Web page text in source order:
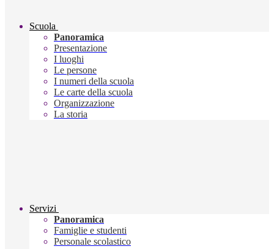
Scuola
Panoramica
Presentazione
I luoghi
Le persone
I numeri della scuola
Le carte della scuola
Organizzazione
La storia
Servizi
Panoramica
Famiglie e studenti
Personale scolastico